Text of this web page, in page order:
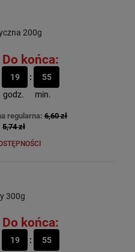
200g
Do końca:
19
godz.
55
min.
regularna: 6,60 zł
5,74 zł
300g
Do końca:
19
55